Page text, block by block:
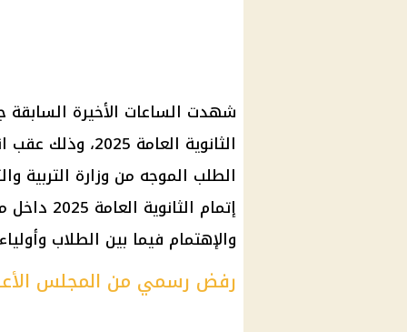
شهدت الساعات الأخيرة السابقة
الثانوية
الطلب الموجه من وزارة التربية
إتمام
والإهتمام فيما بين الطلاب
رفض رسمي من المجلس